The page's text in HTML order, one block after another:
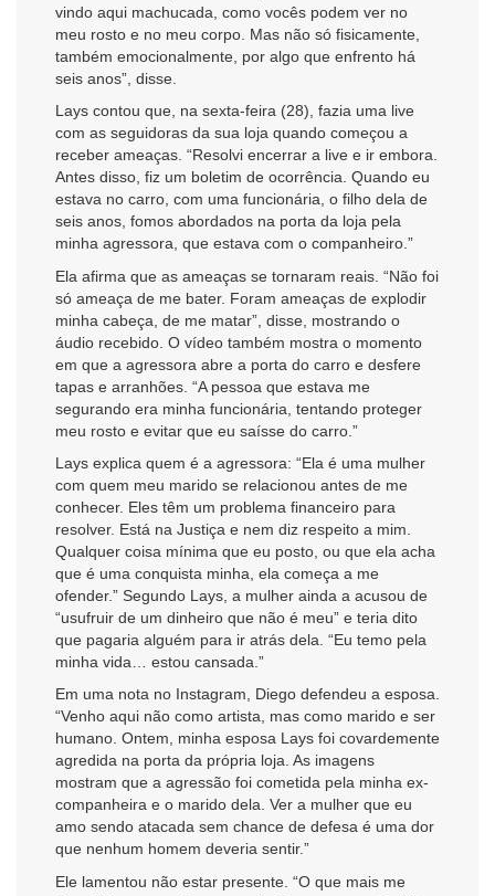
vindo aqui machucada, como vocês podem ver no
meu rosto e no meu corpo. Mas não só fisicamente,
também emocionalmente, por algo que enfrento há
seis anos”, disse.
Lays contou que, na sexta-feira (28), fazia uma live
com as seguidoras da sua loja quando começou a
receber ameaças. “Resolvi encerrar a live e ir embora.
Antes disso, fiz um boletim de ocorrência. Quando eu
estava no carro, com uma funcionária, o filho dela de
seis anos, fomos abordados na porta da loja pela
minha agressora, que estava com o companheiro.”
Ela afirma que as ameaças se tornaram reais. “Não foi
só ameaça de me bater. Foram ameaças de explodir
minha cabeça, de me matar”, disse, mostrando o
áudio recebido. O vídeo também mostra o momento
em que a agressora abre a porta do carro e desfere
tapas e arranhões. “A pessoa que estava me
segurando era minha funcionária, tentando proteger
meu rosto e evitar que eu saísse do carro.”
Lays explica quem é a agressora: “Ela é uma mulher
com quem meu marido se relacionou antes de me
conhecer. Eles têm um problema financeiro para
resolver. Está na Justiça e nem diz respeito a mim.
Qualquer coisa mínima que eu posto, ou que ela acha
que é uma conquista minha, ela começa a me
ofender.” Segundo Lays, a mulher ainda a acusou de
“usufruir de um dinheiro que não é meu” e teria dito
que pagaria alguém para ir atrás dela. “Eu temo pela
minha vida… estou cansada.”
Em uma nota no Instagram, Diego defendeu a esposa.
“Venho aqui não como artista, mas como marido e ser
humano. Ontem, minha esposa Lays foi covardemente
agredida na porta da própria loja. As imagens
mostram que a agressão foi cometida pela minha ex-
companheira e o marido dela. Ver a mulher que eu
amo sendo atacada sem chance de defesa é uma dor
que nenhum homem deveria sentir.”
Ele lamentou não estar presente. “O que mais me